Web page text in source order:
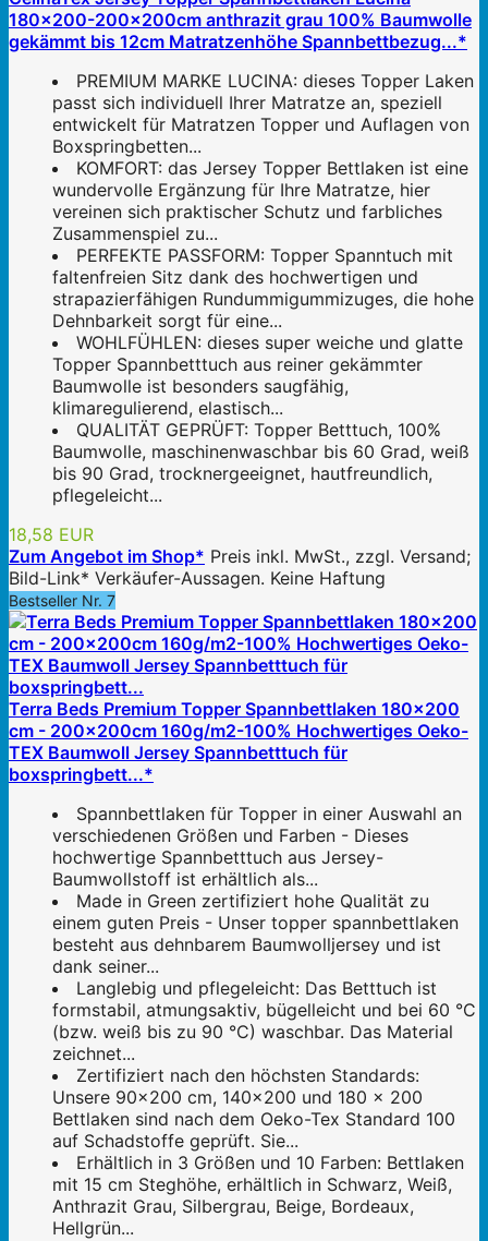
180x200-200x200cm anthrazit grau 100% Baumwolle
gekämmt bis 12cm Matratzenhöhe Spannbettbezug...*
PREMIUM MARKE LUCINA: dieses Topper Laken
passt sich individuell Ihrer Matratze an, speziell
entwickelt für Matratzen Topper und Auflagen von
Boxspringbetten...
KOMFORT: das Jersey Topper Bettlaken ist eine
wundervolle Ergänzung für Ihre Matratze, hier
vereinen sich praktischer Schutz und farbliches
Zusammenspiel zu...
PERFEKTE PASSFORM: Topper Spanntuch mit
faltenfreien Sitz dank des hochwertigen und
strapazierfähigen Rundummigummizuges, die hohe
Dehnbarkeit sorgt für eine...
WOHLFÜHLEN: dieses super weiche und glatte
Topper Spannbetttuch aus reiner gekämmter
Baumwolle ist besonders saugfähig,
klimaregulierend, elastisch...
QUALITÄT GEPRÜFT: Topper Betttuch, 100%
Baumwolle, maschinenwaschbar bis 60 Grad, weiß
bis 90 Grad, trocknergeeignet, hautfreundlich,
pflegeleicht...
18,58 EUR
Zum Angebot im Shop* Preis inkl. MwSt., zzgl. Versand;
Bild-Link* Verkäufer-Aussagen. Keine Haftung
Bestseller Nr. 7
Terra Beds Premium Topper Spannbettlaken 180x200
cm - 200x200cm 160g/m2-100% Hochwertiges Oeko-
TEX Baumwoll Jersey Spannbetttuch für
boxspringbett...*
Spannbettlaken für Topper in einer Auswahl an
verschiedenen Größen und Farben - Dieses
hochwertige Spannbetttuch aus Jersey-
Baumwollstoff ist erhältlich als...
Made in Green zertifiziert hohe Qualität zu
einem guten Preis - Unser topper spannbettlaken
besteht aus dehnbarem Baumwolljersey und ist
dank seiner...
Langlebig und pflegeleicht: Das Betttuch ist
formstabil, atmungsaktiv, bügelleicht und bei 60 °C
(bzw. weiß bis zu 90 °C) waschbar. Das Material
zeichnet...
Zertifiziert nach den höchsten Standards:
Unsere 90x200 cm, 140x200 und 180 x 200
Bettlaken sind nach dem Oeko-Tex Standard 100
auf Schadstoffe geprüft. Sie...
Erhältlich in 3 Größen und 10 Farben: Bettlaken
mit 15 cm Steghöhe, erhältlich in Schwarz, Weiß,
Anthrazit Grau, Silbergrau, Beige, Bordeaux,
Hellgrün...